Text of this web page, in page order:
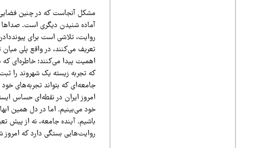
مشکل آنجاست که در چنین
آماده شنیدن دیگری است. صداها
روایت، تلاشی است برای
تعریف می‌کنند، در واقع پلی
اهمیت پیدا می‌کنند؛ خاطره‌ای
که تجربه زیسته یک شهروند را
جامعه‌ای که بتواند تجربه‌های
امروز ایران در نقطه‌ای حساس
خود می‌بینیم. اما در دل همین
باشیم. آینده جامعه، نه از پیش
روایت‌هایی بستگی دارد که